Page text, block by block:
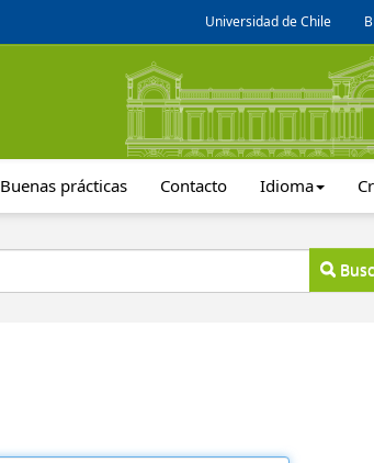
Universidad de Chile
Buenas prácticas Contacto Idioma